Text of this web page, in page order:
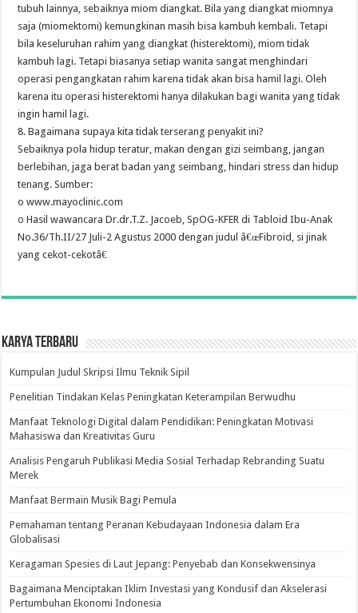
tubuh lainnya, sebaiknya miom diangkat. Bila yang diangkat miomnya
saja (miomektomi) kemungkinan masih bisa kambuh kembali. Tetapi
bila keseluruhan rahim yang diangkat (histerektomi), miom tidak
kambuh lagi. Tetapi biasanya setiap wanita sangat menghindari
operasi pengangkatan rahim karena tidak akan bisa hamil lagi. Oleh
karena itu operasi histerektomi hanya dilakukan bagi wanita yang tidak
ingin hamil lagi.
8. Bagaimana supaya kita tidak terserang penyakit ini?
Sebaiknya pola hidup teratur, makan dengan gizi seimbang, jangan
berlebihan, jaga berat badan yang seimbang, hindari stress dan hidup
tenang. Sumber:
o www.mayoclinic.com
o Hasil wawancara Dr.dr.T.Z. Jacoeb, SpOG-KFER di Tabloid Ibu-Anak
No.36/Th.II/27 Juli-2 Agustus 2000 dengan judul â€œFibroid, si jinak
yang cekot-cekotâ€
Karya Terbaru
Kumpulan Judul Skripsi Ilmu Teknik Sipil
Penelitian Tindakan Kelas Peningkatan Keterampilan Berwudhu
Manfaat Teknologi Digital dalam Pendidikan: Peningkatan Motivasi
Mahasiswa dan Kreativitas Guru
Analisis Pengaruh Publikasi Media Sosial Terhadap Rebranding Suatu
Merek
Manfaat Bermain Musik Bagi Pemula
Pemahaman tentang Peranan Kebudayaan Indonesia dalam Era
Globalisasi
Keragaman Spesies di Laut Jepang: Penyebab dan Konsekwensinya
Bagaimana Menciptakan Iklim Investasi yang Kondusif dan Akselerasi
Pertumbuhan Ekonomi Indonesia